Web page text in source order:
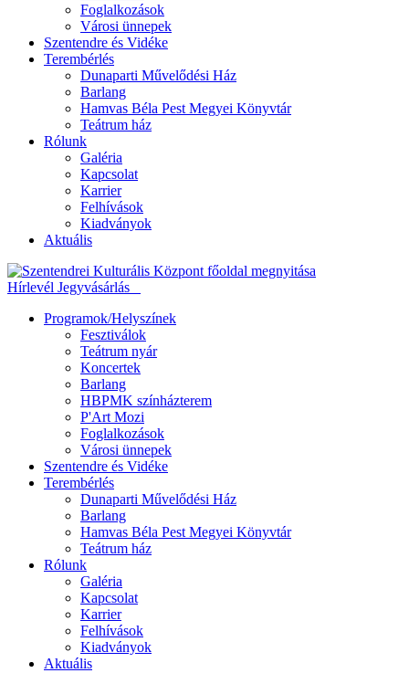
Foglalkozások
Városi ünnepek
Szentendre és Vidéke
Terembérlés
Dunaparti Művelődési Ház
Barlang
Hamvas Béla Pest Megyei Könyvtár
Teátrum ház
Rólunk
Galéria
Kapcsolat
Karrier
Felhívások
Kiadványok
Aktuális
Hírlevél Jegyvásárlás
Programok/Helyszínek
Fesztiválok
Teátrum nyár
Koncertek
Barlang
HBPMK színházterem
P'Art Mozi
Foglalkozások
Városi ünnepek
Szentendre és Vidéke
Terembérlés
Dunaparti Művelődési Ház
Barlang
Hamvas Béla Pest Megyei Könyvtár
Teátrum ház
Rólunk
Galéria
Kapcsolat
Karrier
Felhívások
Kiadványok
Aktuális